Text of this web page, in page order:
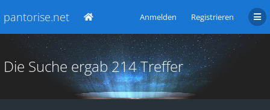
pantorise.net Anmelden Registrieren
Die Suche ergab 214 Treffer